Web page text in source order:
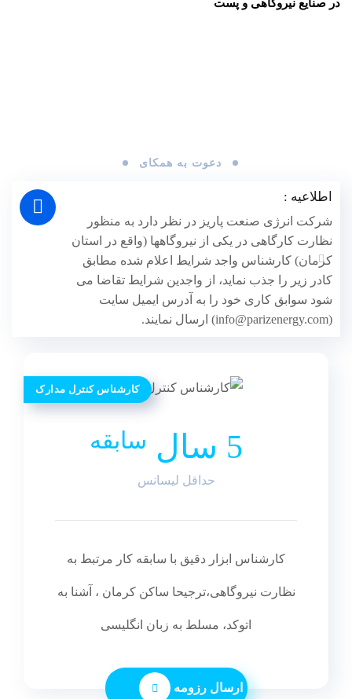
در صنایع نیروگاهی و پست
دعوت به همکای
اطلاعیه :
شرکت انرژی صنعت پاریز در نظر دارد به منظور
نظارت کارگاهی در یکی از نیروگاهها (واقع در استان
کرمان) کارشناس واجد شرایط اعلام شده مطابق
کادر زیر را جذب نماید، از واجدین شرایط تقاضا می
شود سوابق کاری خود را به آدرس ایمیل سایت
(info@parizenergy.com) ارسال نمایند.
کارشناس کنترل مدارک
5 سال سابقه
حداقل لیسانس
کارشناس ابزار دقیق با سابقه کار مرتبط به
نظارت نیروگاهی،ترجیحا ساکن کرمان ، آشنا به
اتوکد، مسلط به زبان انگلیسی
ارسال رزومه